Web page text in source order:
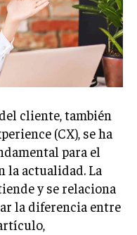
ahead of the curve.
OPINION
cliente, también
(CX), se ha
para el
la actualidad. La
y se relaciona
la diferencia entre